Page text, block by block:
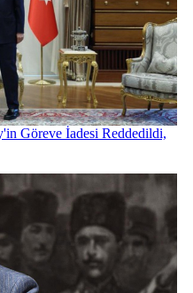
Göreve İadesi Reddedildi,